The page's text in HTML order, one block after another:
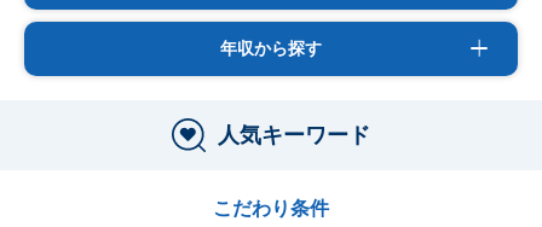
年収から探す
人気キーワード
こだわり条件